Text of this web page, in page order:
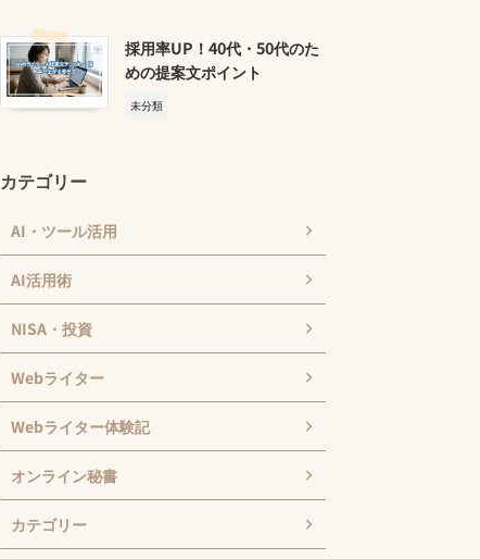
採用率UP！40代・50代のた
めの提案文ポイント
未分類
カテゴリー
AI・ツール活用
AI活用術
NISA・投資
Webライター
Webライター体験記
オンライン秘書
カテゴリー